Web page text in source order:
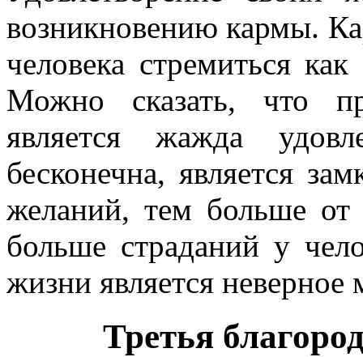
возникновению кармы.
человека стремиться
Можно сказать, что
является жажда
бесконечна, является
желаний, тем больше от
больше страданий у
жизни является неверное
Третья